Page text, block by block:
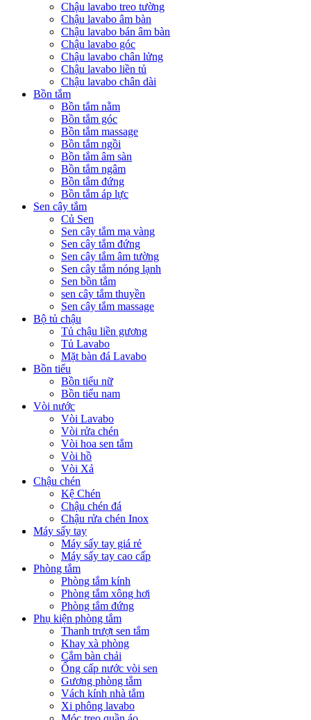
Chậu lavabo treo tường
Chậu lavabo âm bàn
Chậu lavabo bán âm bàn
Chậu lavabo góc
Chậu lavabo chân lửng
Chậu lavabo liền tủ
Chậu lavabo chân dài
Bồn tắm
Bồn tắm nằm
Bồn tắm góc
Bồn tắm massage
Bồn tắm ngồi
Bồn tắm âm sàn
Bồn tắm ngâm
Bồn tắm đứng
Bồn tắm áp lực
Sen cây tắm
Củ Sen
Sen cây tắm mạ vàng
Sen cây tắm đứng
Sen cây tắm âm tường
Sen cây tắm nóng lạnh
Sen bồn tắm
sen cây tắm thuyền
Sen cây tắm massage
Bộ tủ chậu
Tủ chậu liền gương
Tủ Lavabo
Mặt bàn đá Lavabo
Bồn tiểu
Bồn tiểu nữ
Bồn tiểu nam
Vòi nước
Vòi Lavabo
Vòi rửa chén
Vòi hoa sen tắm
Vòi hồ
Vòi Xả
Chậu chén
Kệ Chén
Chậu chén đá
Chậu rửa chén Inox
Máy sấy tay
Máy sấy tay giá rẻ
Máy sấy tay cao cấp
Phòng tắm
Phòng tắm kính
Phòng tắm xông hơi
Phòng tắm đứng
Phụ kiện phòng tắm
Thanh trượt sen tắm
Khay xà phòng
Cắm bàn chải
Ống cấp nước vòi sen
Gương phòng tắm
Vách kính nhà tắm
Xi phông lavabo